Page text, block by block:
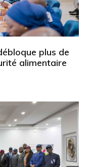
plus de
alimentaire